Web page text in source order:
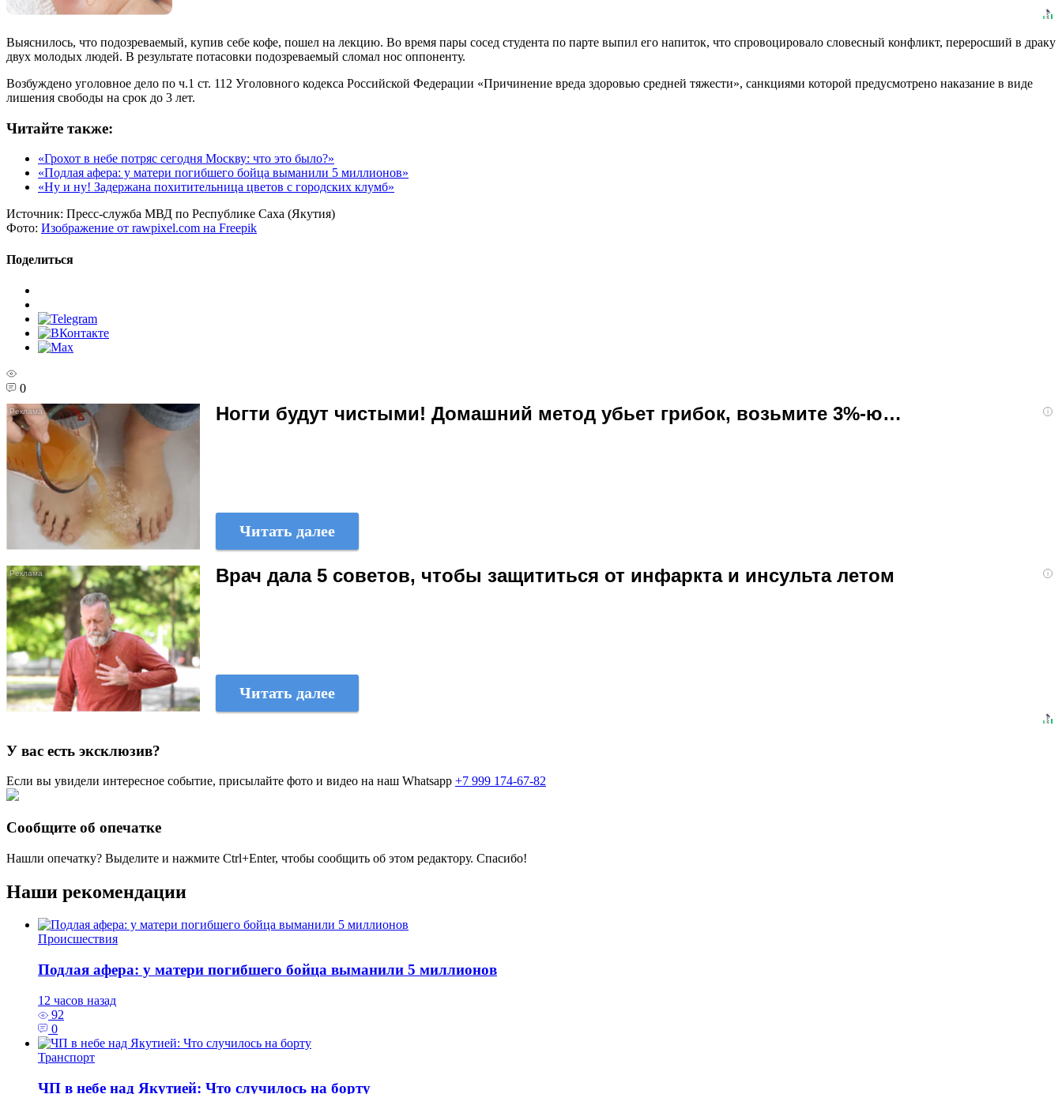
Выяснилось, что подозреваемый, купив себе кофе, пошел на лекцию. Во время пары сосед студента по парте выпил его напиток, что спровоцировало словесный конфликт, переросший в драку
двух молодых людей. В результате потасовки подозреваемый сломал нос оппоненту.
Возбуждено уголовное дело по ч.1 ст. 112 Уголовного кодекса Российской Федерации «Причинение вреда здоровью средней тяжести», санкциями которой предусмотрено наказание в виде
лишения свободы на срок до 3 лет.
Читайте также:
«Грохот в небе потряс сегодня Москву: что это было?»
«Подлая афера: у матери погибшего бойца выманили 5 миллионов»
«Ну и ну! Задержана похитительница цветов с городских клумб»
Источник: Пресс-служба МВД по Республике Саха (Якутия)
Фото: Изображение от rawpixel.com на Freepik
Поделиться
0
i
Ногти будут чистыми! Домашний метод убьет грибок, возьмите 3%-ю…
Читать далее
i
Врач дала 5 советов, чтобы защититься от инфаркта и инсульта летом
Читать далее
У вас есть эксклюзив?
Если вы увидели интересное событие, присылайте фото и видео на наш Whatsapp +7 999 174-67-82
Сообщите об опечатке
Нашли опечатку? Выделите и нажмите Ctrl+Enter, чтобы сообщить об этом редактору. Спасибо!
Наши рекомендации
Происшествия
Подлая афера: у матери погибшего бойца выманили 5 миллионов
12 часов назад
92
0
Транспорт
ЧП в небе над Якутией: Что случилось на борту